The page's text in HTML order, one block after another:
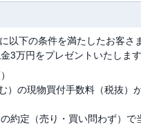
以下の条件を満たしたお客さ
3万円をプレゼントいたします
）の現物買付手数料（税抜）
約定（売り・買い問わず）で